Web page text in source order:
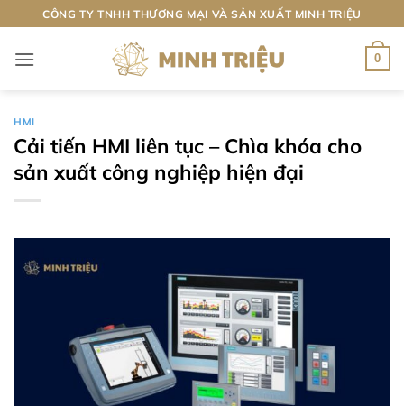
qua
nội
CÔNG TY TNHH THƯƠNG MẠI VÀ SẢN XUẤT MINH TRIỆU
0
HMI
Cải tiến HMI liên tục – Chìa khóa cho
sản xuất công nghiệp hiện đại